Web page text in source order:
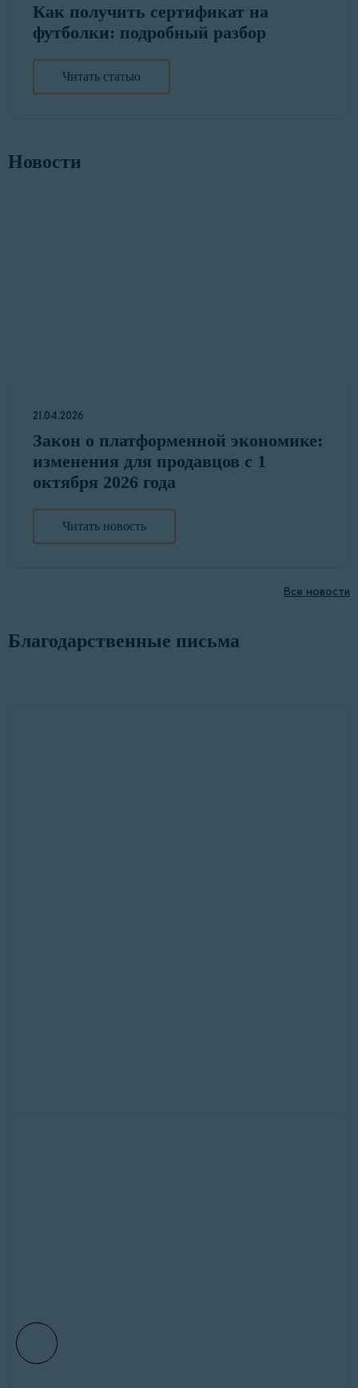
Как получить сертификат на
футболки: подробный разбор
Читать статью
Новости
21.04.2026
Закон о платформенной экономике:
изменения для продавцов с 1
октября 2026 года
Читать новость
Все новости
Благодарственные письма